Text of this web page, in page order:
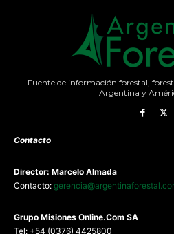
Fuente de información forestal,
Argentina y
Contacto
Director: Marcelo Almada
Contacto:
Grupo Misiones Online.Com SA
Tel: +54 (0376) 4425800